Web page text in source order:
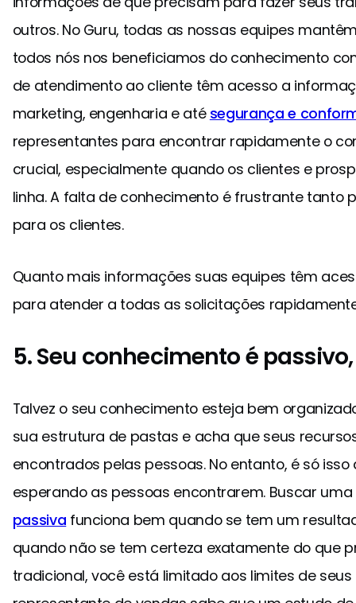
outros. No Guru, todas as nossas equipes
todos nós nos beneficiamos do conhecimento
de atendimento ao cliente têm acesso a
marketing, engenharia e até segurança e
representantes para encontrar rapidamente o
crucial, especialmente quando os clientes e
linha. A falta de conhecimento é frustrante tanto
para os clientes.
Quanto mais informações suas equipes têm
para atender a todas as solicitações
5. Seu conhecimento é
Talvez o seu conhecimento esteja bem
sua estrutura de pastas e acha que seus
encontrados pelas pessoas. No entanto, é só
esperando as pessoas encontrarem. Buscar
passiva funciona bem quando se tem um
quando não se tem certeza exatamente do que
tradicional, você está limitado aos limites de